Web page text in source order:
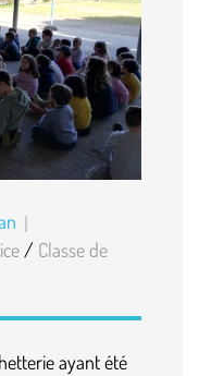
/ Classe de
ayant été